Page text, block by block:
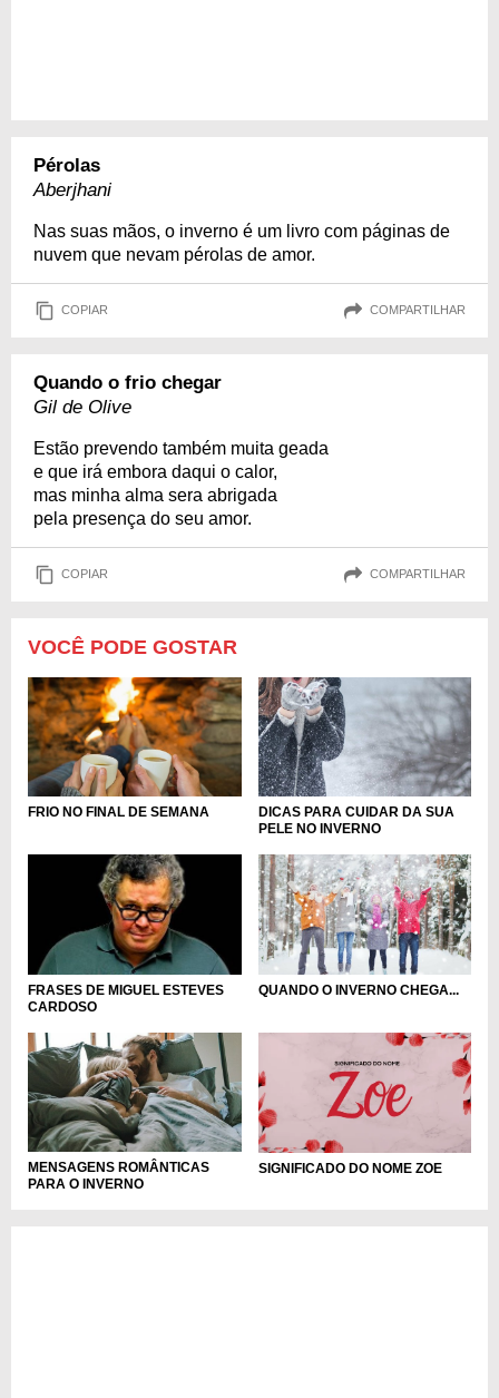
Pérolas
Aberjhani
Nas suas mãos, o inverno é um livro com páginas de
nuvem que nevam pérolas de amor.
COPIAR COMPARTILHAR
Quando o frio chegar
Gil de Olive
Estão prevendo também muita geada
e que irá embora daqui o calor,
mas minha alma sera abrigada
pela presença do seu amor.
COPIAR COMPARTILHAR
VOCÊ PODE GOSTAR
FRIO NO FINAL DE SEMANA
DICAS PARA CUIDAR DA SUA
PELE NO INVERNO
FRASES DE MIGUEL ESTEVES
CARDOSO
QUANDO O INVERNO CHEGA...
MENSAGENS ROMÂNTICAS
PARA O INVERNO
SIGNIFICADO DO NOME ZOE